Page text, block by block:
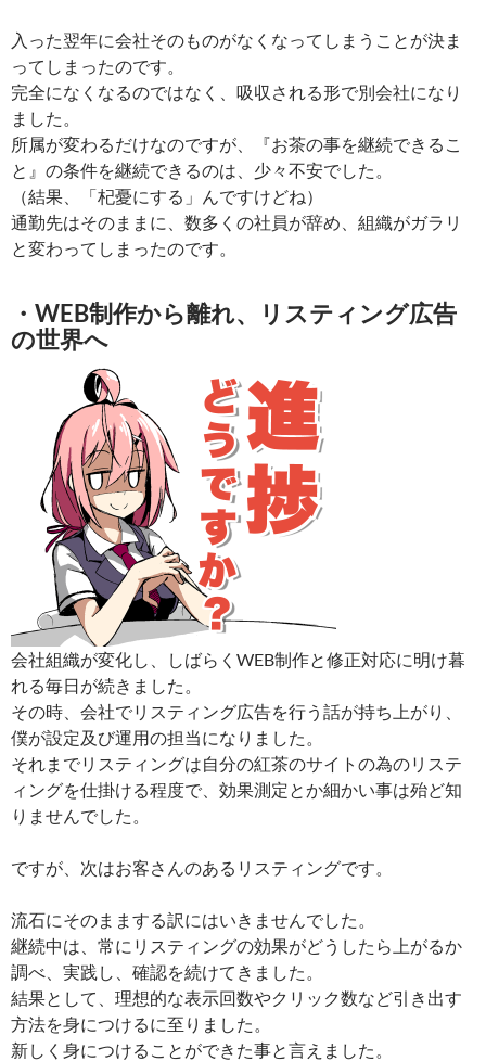
入った翌年に会社そのものがなくなってしまうことが決ま
ってしまったのです。
完全になくなるのではなく、吸収される形で別会社になり
ました。
所属が変わるだけなのですが、『お茶の事を継続できるこ
と』の条件を継続できるのは、少々不安でした。
（結果、「杞憂にする」んですけどね）
通勤先はそのままに、数多くの社員が辞め、組織がガラリ
と変わってしまったのです。
・WEB制作から離れ、リスティング広告
の世界へ
会社組織が変化し、しばらくWEB制作と修正対応に明け暮
れる毎日が続きました。
その時、会社でリスティング広告を行う話が持ち上がり、
僕が設定及び運用の担当になりました。
それまでリスティングは自分の紅茶のサイトの為のリステ
ィングを仕掛ける程度で、効果測定とか細かい事は殆ど知
りませんでした。
ですが、次はお客さんのあるリスティングです。
流石にそのままする訳にはいきませんでした。
継続中は、常にリスティングの効果がどうしたら上がるか
調べ、実践し、確認を続けてきました。
結果として、理想的な表示回数やクリック数など引き出す
方法を身につけるに至りました。
新しく身につけることができた事と言えました。